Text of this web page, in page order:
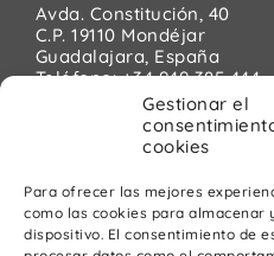
Gestionar el
cookies
Para ofrecer las mejores
como las cookies para
dispositivo. El consentimiento de
Avda. Constitución, 40
C.P. 19110 Mondéjar
Guadalajara, España
Teléfono:+34 949 385 444
Legal